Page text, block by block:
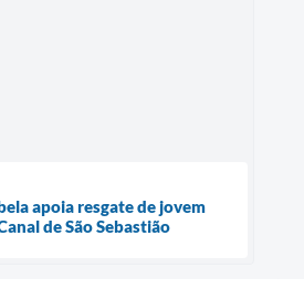
apoia resgate de jovem
de São Sebastião